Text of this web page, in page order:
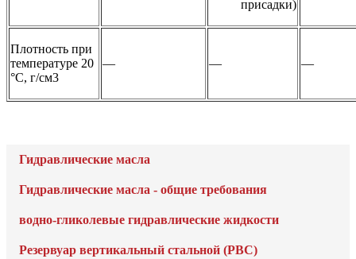
присадки)
Плотность при
температуре 20
°С, г/см3
— — —
Гидравлические масла
Гидравлические масла - общие требования
водно-гликолевые гидравлические жидкости
Резервуар вертикальный стальной (РВС)